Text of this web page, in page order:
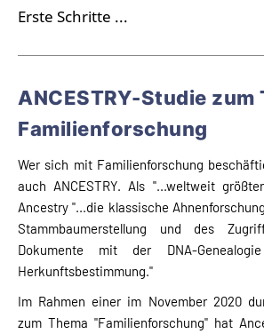
Erste Schritte ...
ANCESTRY-Studie zum
Familienforschung
Wer sich mit Familienforschung
auch ANCESTRY. Als "...weltweit
Ancestry "...die klassische
Stammbaumerstellung und des
Dokumente mit der DNA-
Herkunftsbestimmung."
Im Rahmen einer im November 2020
zum Thema "Familienforschung" hat